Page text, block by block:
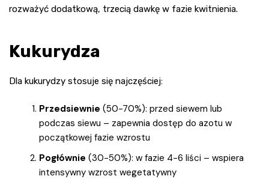
rozważyć dodatkową, trzecią dawkę w fazie kwitnienia.
Kukurydza
Dla kukurydzy stosuje się najczęściej:
Przedsiewnie (50-70%): przed siewem lub
podczas siewu – zapewnia dostęp do azotu w
początkowej fazie wzrostu
Pogłównie (30-50%): w fazie 4-6 liści – wspiera
intensywny wzrost wegetatywny